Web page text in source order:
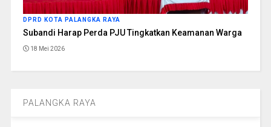
DPRD KOTA PALANGKA RAYA
Subandi Harap Perda PJU Tingkatkan Keamanan Warga
18 Mei 2026
PALANGKA RAYA